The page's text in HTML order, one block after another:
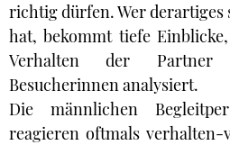
richtig dürfen. Wer
hat, bekommt tiefe
Verhalten der Partner
Besucherinnen analysiert.
Die männlichen
reagieren oftmals